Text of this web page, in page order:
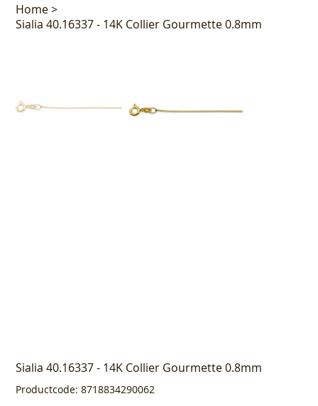
Home>
Sialia 40.16337 - 14K Collier Gourmette 0.8mm
Sialia 40.16337 - 14K Collier Gourmette 0.8mm
Productcode: Productcode
8718834290062
8718834290062